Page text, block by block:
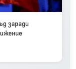
заради